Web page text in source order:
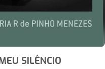
SILÊNCIO